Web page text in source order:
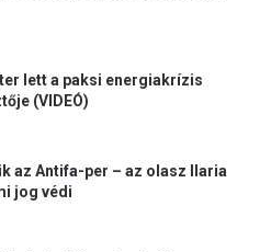
lett a paksi energiakrízis
(VIDEÓ)
az Antifa-per – az olasz Ilaria
jog védi